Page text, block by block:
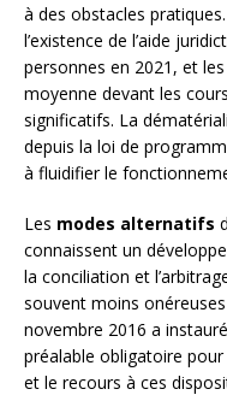
à des obstacles
l’existence de l’aide
personnes en 2021, et
moyenne devant les
significatifs. La
depuis la loi de
à fluidifier le
Les modes alternatifs
connaissent un
la conciliation et
souvent moins
novembre 2016 a
préalable obligatoire
et le recours à ces